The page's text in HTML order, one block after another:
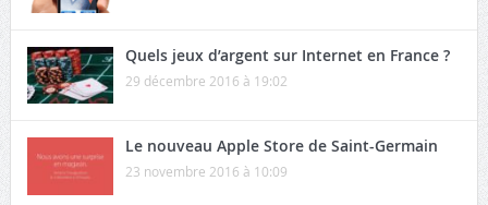
Quels jeux d’argent sur Internet en France ?
29 décembre 2016 à 19:02
Le nouveau Apple Store de Saint-Germain
23 novembre 2016 à 10:09